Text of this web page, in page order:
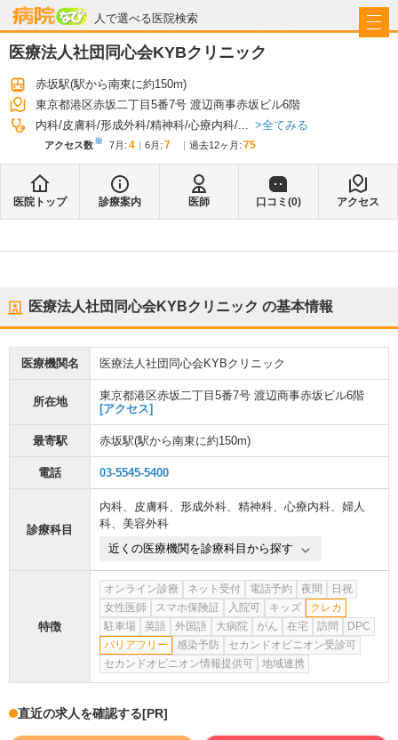
人で選べる医院検索
病院なび
医療法人社団同心会KYBクリニック
赤坂駅(駅から南東に約150m)
東京都港区赤坂二丁目5番7号 渡辺商事赤坂ビル6階
内科 皮膚科 形成外科 精神科 心療内科 ... 全てみる
アクセス数※ 7月 : 4 6月 : 7 過去12ヶ月: 75
医院トップ 診療案内 医師 口コミ(0) アクセス
医療法人社団同心会KYBクリニック の基本情報
医療機関名 医療法人社団同心会KYBクリニック
所在地
東京都港区赤坂二丁目5番7号 渡辺商事赤坂ビル6階
[アクセス]
最寄駅 赤坂駅(駅から南東に約150m)
電話 03-5545-5400
診療科目
内科、 皮膚科、 形成外科、 精神科、 心療内科、 婦人
科、 美容外科
近くの医療機関を診療科目から探す
特徴
オンライン診療 ネット受付 電話予約 夜間
日祝
女性医師
スマホ保険証 入院可 キッズ
クレカ
駐車場
英語 外国語 大病院 がん 在宅 訪問
DPC
バリアフリー
感染予防
セカンドオピニオン受診可
セカンドオピニオン情報提供可
地域連携
直近の求人を確認する[PR]